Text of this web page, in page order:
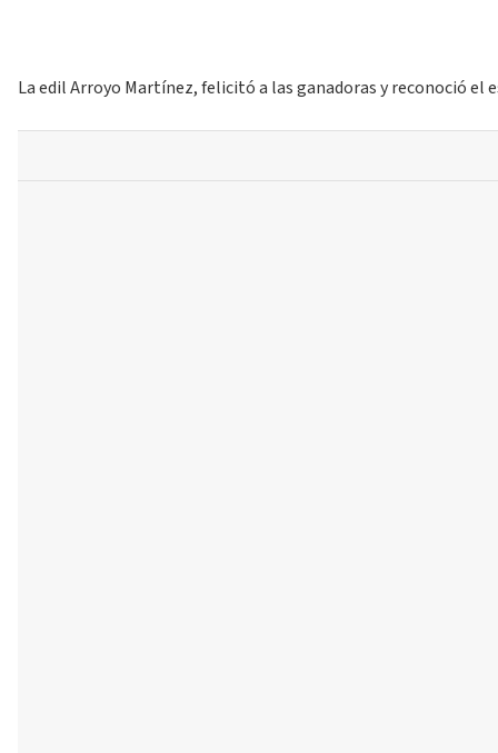
La edil Arroyo Martínez, felicitó a las ganadoras y reconoció el